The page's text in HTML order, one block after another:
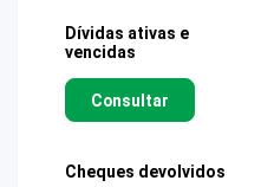
Dívidas ativas e
vencidas
Consultar
Cheques devolvidos